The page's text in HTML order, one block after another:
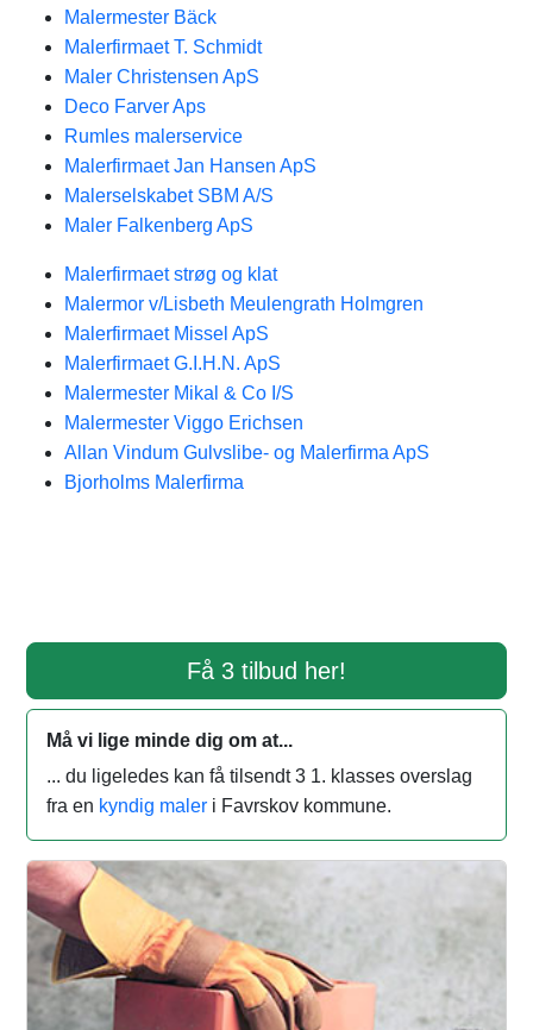
Malermester Bäck
Malerfirmaet T. Schmidt
Maler Christensen ApS
Deco Farver Aps
Rumles malerservice
Malerfirmaet Jan Hansen ApS
Malerselskabet SBM A/S
Maler Falkenberg ApS
Malerfirmaet strøg og klat
Malermor v/Lisbeth Meulengrath Holmgren
Malerfirmaet Missel ApS
Malerfirmaet G.I.H.N. ApS
Malermester Mikal & Co I/S
Malermester Viggo Erichsen
Allan Vindum Gulvslibe- og Malerfirma ApS
Bjorholms Malerfirma
Få 3 tilbud her!
Må vi lige minde dig om at...
... du ligeledes kan få tilsendt 3 1. klasses overslag
fra en kyndig maler i Favrskov kommune.